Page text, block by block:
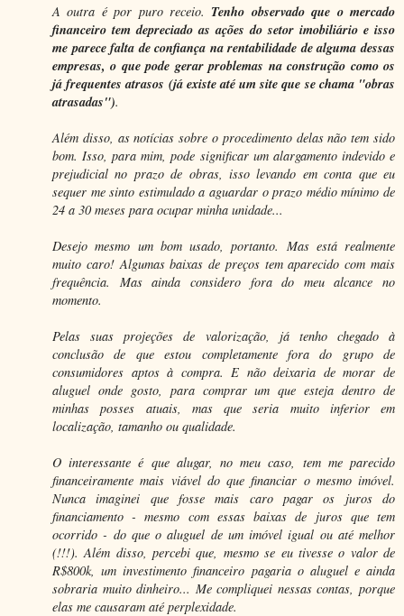
A outra é por puro receio. Tenho observado que o mercado
financeiro tem depreciado as ações do setor imobiliário e isso
me parece falta de confiança na rentabilidade de alguma dessas
empresas, o que pode gerar problemas na construção como os
já frequentes atrasos (já existe até um site que se chama "obras
atrasadas").
Além disso, as notícias sobre o procedimento delas não tem sido
bom. Isso, para mim, pode significar um alargamento indevido e
prejudicial no prazo de obras, isso levando em conta que eu
sequer me sinto estimulado a aguardar o prazo médio mínimo de
24 a 30 meses para ocupar minha unidade...
Desejo mesmo um bom usado, portanto. Mas está realmente
muito caro! Algumas baixas de preços tem aparecido com mais
frequência. Mas ainda considero fora do meu alcance no
momento.
Pelas suas projeções de valorização, já tenho chegado à
conclusão de que estou completamente fora do grupo de
consumidores aptos à compra. E não deixaria de morar de
aluguel onde gosto, para comprar um que esteja dentro de
minhas posses atuais, mas que seria muito inferior em
localização, tamanho ou qualidade.
O interessante é que alugar, no meu caso, tem me parecido
financeiramente mais viável do que financiar o mesmo imóvel.
Nunca imaginei que fosse mais caro pagar os juros do
financiamento - mesmo com essas baixas de juros que tem
ocorrido - do que o aluguel de um imóvel igual ou até melhor
(!!!). Além disso, percebi que, mesmo se eu tivesse o valor de
R$800k, um investimento financeiro pagaria o aluguel e ainda
sobraria muito dinheiro... Me compliquei nessas contas, porque
elas me causaram até perplexidade.